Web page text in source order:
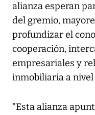
alianza esperan
del gremio,
profundizar el
cooperación,
empresariales y
inmobiliaria a
"Esta alianza